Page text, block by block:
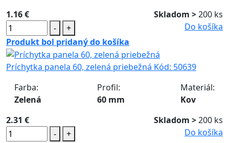
1.16 €
Skladom >200 ks
-
+
Do košíka
Produkt bol pridaný do košíka
Príchytka panela 60, zelená priebežná Kód: 50639
Farba:
Zelená
Profil:
60 mm
Materiál:
Kov
2.31 €
Skladom >200 ks
-
+
Do košíka